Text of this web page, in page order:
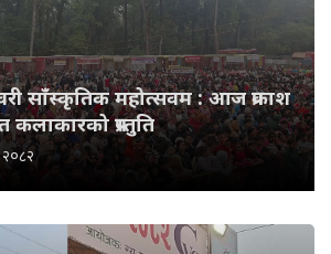
साँस्कृतिक महोत्सवम : आज प्रकाश
प्रस्तुति